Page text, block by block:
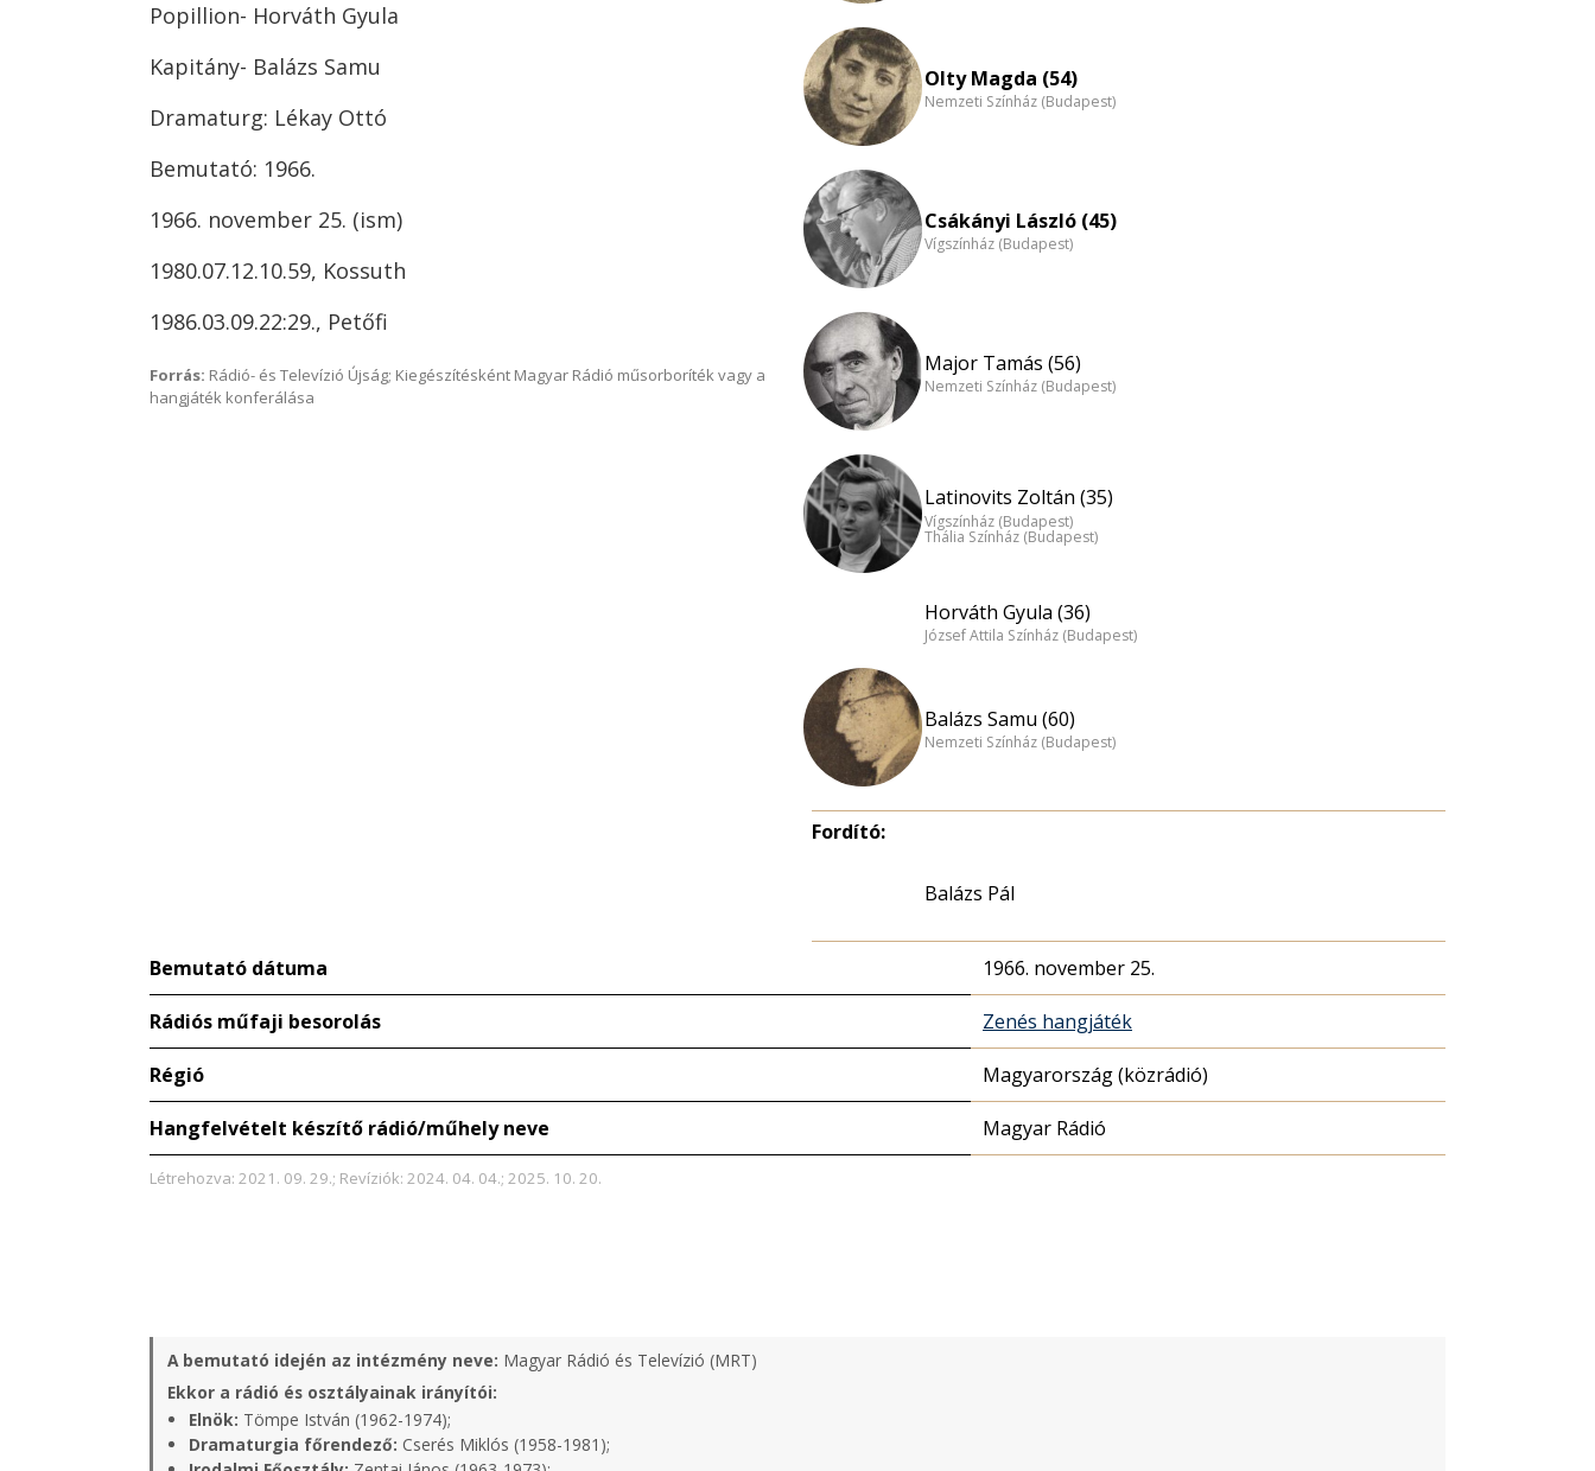
Popillion- Horváth Gyula
Kapitány- Balázs Samu
Dramaturg: Lékay Ottó
Bemutató: 1966.
1966. november 25. (ism)
1980.07.12.10.59, Kossuth
1986.03.09.22:29., Petőfi
Forrás: Rádió- és Televízió Újság; Kiegészítésként Magyar Rádió műsorboríték vagy a
hangjáték konferálása
Olty Magda (54)
Nemzeti Színház (Budapest)
Csákányi László (45)
Vígszínház (Budapest)
Major Tamás (56)
Nemzeti Színház (Budapest)
Latinovits Zoltán (35)
Vígszínház (Budapest)
Thália Színház (Budapest)
Horváth Gyula (36)
József Attila Színház (Budapest)
Balázs Samu (60)
Nemzeti Színház (Budapest)
Fordító:
Balázs Pál
Bemutató dátuma 1966. november 25.
Rádiós műfaji besorolás Zenés hangjáték
Régió Magyarország (közrádió)
Hangfelvételt készítő rádió/műhely neve Magyar Rádió
Létrehozva: 2021. 09. 29.; Revíziók: 2024. 04. 04.; 2025. 10. 20.
A bemutató idején az intézmény neve: Magyar Rádió és Televízió (MRT)
Ekkor a rádió és osztályainak irányítói:
Elnök: Tömpe István (1962-1974);
Dramaturgia főrendező: Cserés Miklós (1958-1981);